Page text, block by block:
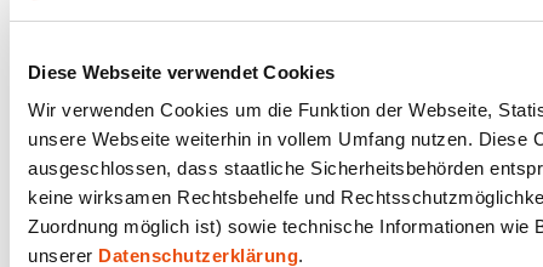
Diese Webseite verwendet Cookies
Wir verwenden Cookies um die Funktion der Webseite,
unsere Webseite weiterhin in vollem Umfang nutzen.
ausgeschlossen, dass staatliche Sicherheitsbehörden
keine wirksamen Rechtsbehelfe und
Zuordnung möglich ist) sowie technische Informationen wie
unserer Datenschutzerklärung.